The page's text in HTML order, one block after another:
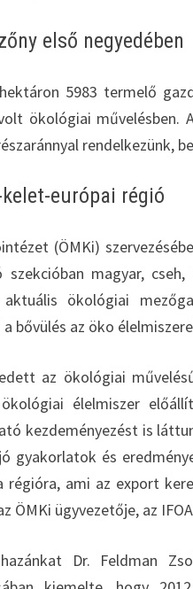
első negyedében
5983 termelő
ökológiai művelésben.
rendelkezünk,
európai régió
(ÖMKi)
magyar,
ökológiai
bővülés az öko
az ökológiai
élelmiszer
kezdeményezést is
gyakorlatok és
ami az export
ÖMKi ügyvezetője, az
Dr. Feldman